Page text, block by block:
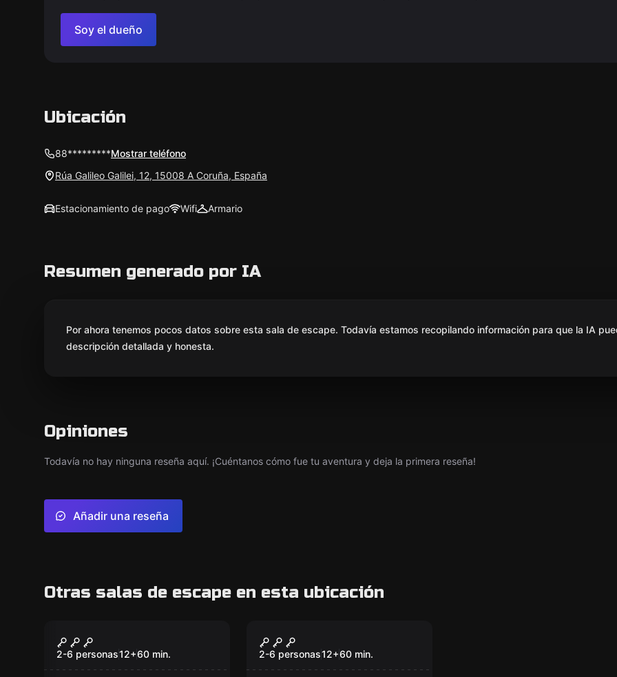
Soy el dueño
Ubicación
88*********Mostrar teléfono
Rúa Galileo Galilei, 12, 15008 A Coruña, España
Estacionamiento de pago Wifi Armario
Resumen generado por IA
Por ahora tenemos pocos datos sobre esta sala de escape. Todavía estamos recopilando información para que la IA
descripción detallada y honesta.
Opiniones
Todavía no hay ninguna reseña aquí. ¡Cuéntanos cómo fue tu aventura y deja la primera reseña!
Añadir una reseña
Otras salas de escape en esta ubicación
La Fuga de Casanova
2-6 personas12+60 min.
El Misterio de Don
Quijote
2-6 personas12+60 min.